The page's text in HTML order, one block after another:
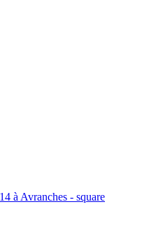
à Avranches - square